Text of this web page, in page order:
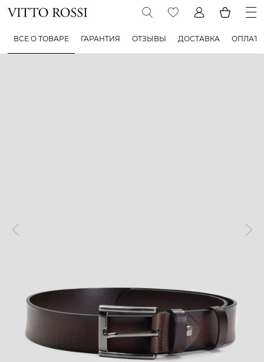
ВСЕ О ТОВАРЕ ГАРАНТИЯ ОТЗЫВЫ ДОСТАВКА ОПЛАТА